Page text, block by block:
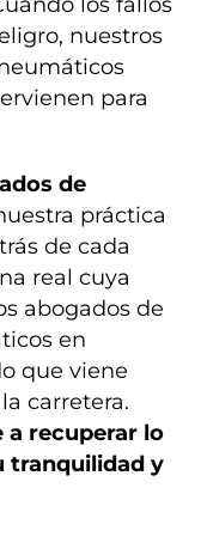
nuestros
para
de
práctica
de cada
real cuya
abogados de
en
que viene
carretera.
a recuperar lo
tranquilidad y